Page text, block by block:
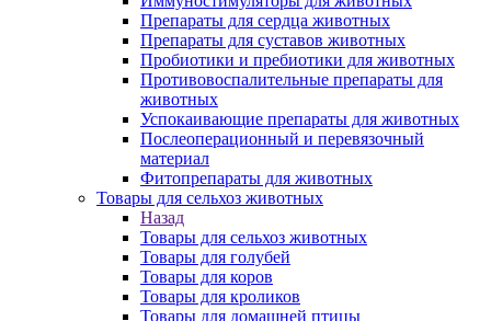
Препараты для сердца животных
Препараты для суставов животных
Пробиотики и пребиотики для животных
Противовоспалительные препараты для
животных
Успокаивающие препараты для животных
Послеоперационный и перевязочный
материал
Фитопрепараты для животных
Товары для сельхоз животных
Назад
Товары для сельхоз животных
Товары для голубей
Товары для коров
Товары для кроликов
Товары для домашней птицы